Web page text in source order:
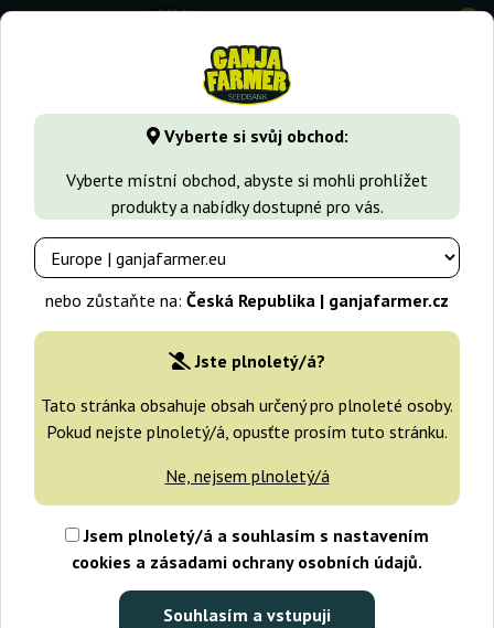
Vyberte si svůj obchod:
Vyberte místní obchod, abyste si mohli prohlížet
produkty a nabídky dostupné pro vás.
nebo zůstaňte na: Česká Republika | ganjafarmer.cz
Jste plnoletý/á?
Tato stránka obsahuje obsah určený pro plnoleté osoby.
Pokud nejste plnoletý/á, opusťte prosím tuto stránku.
Ne, nejsem plnoletý/á
Jsem plnoletý/á a souhlasím s nastavením
cookies a zásadami ochrany osobních údajů.
Souhlasím a vstupuji
0
GanjaFarmer.cz Typy Semen Marihuany Sativa semena